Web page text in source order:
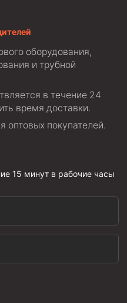
оборудования,
и трубной
в течение 24
время доставки.
оптовых покупателей.
15 минут в рабочие часы